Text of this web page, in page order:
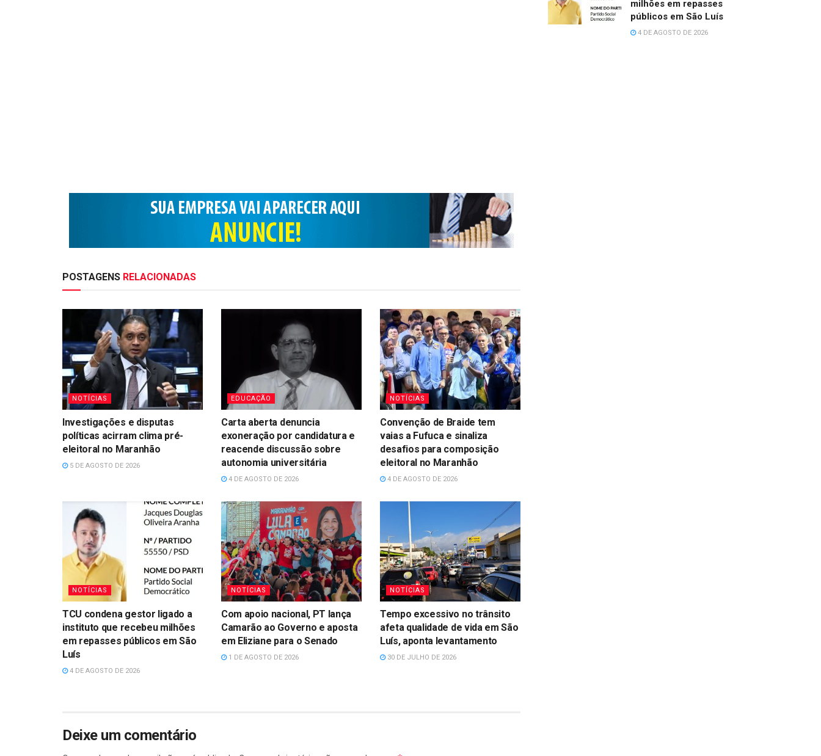
POSTAGENS RELACIONADAS
NOTÍCIAS
Investigações e disputas
políticas acirram clima pré-
eleitoral no Maranhão
5 DE AGOSTO DE 2026
EDUCAÇÃO
Carta aberta denuncia
exoneração por candidatura e
reacende discussão sobre
autonomia universitária
4 DE AGOSTO DE 2026
NOTÍCIAS
Convenção de Braide tem
vaias a Fufuca e sinaliza
desafios para composição
eleitoral no Maranhão
4 DE AGOSTO DE 2026
NOTÍCIAS
TCU condena gestor ligado a
instituto que recebeu milhões
em repasses públicos em São
Luís
4 DE AGOSTO DE 2026
NOTÍCIAS
Com apoio nacional, PT lança
Camarão ao Governo e aposta
em Eliziane para o Senado
1 DE AGOSTO DE 2026
NOTÍCIAS
Tempo excessivo no trânsito
afeta qualidade de vida em São
Luís, aponta levantamento
30 DE JULHO DE 2026
Deixe um comentário
milhões em repasses
públicos em São Luís
4 DE AGOSTO DE 2026